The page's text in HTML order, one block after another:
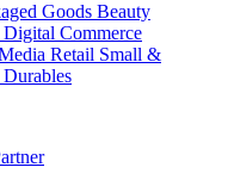
Goods Beauty
Digital Commerce
Retail Small &